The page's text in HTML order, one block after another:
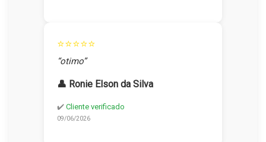
⭐⭐⭐⭐⭐
“otimo”
👤 Ronie Elson da Silva
✔️ Cliente verificado
09/06/2026